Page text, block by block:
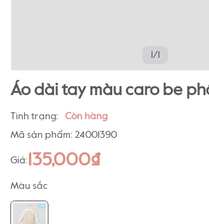
1/1
Áo dài tay màu caro be
Tình trạng:
Còn hàng
Mã sản phẩm: 24001390
Giá: 135,000₫
Màu sắc